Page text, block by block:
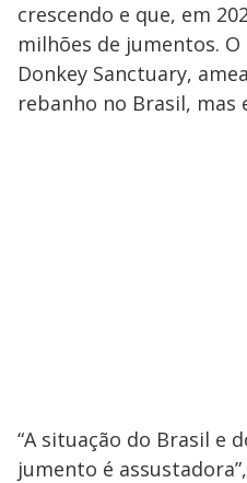
crescendo e que, em
milhões de jumentos.
Donkey Sanctuary,
rebanho no Brasil, mas
“A situação do Brasil e
jumento é